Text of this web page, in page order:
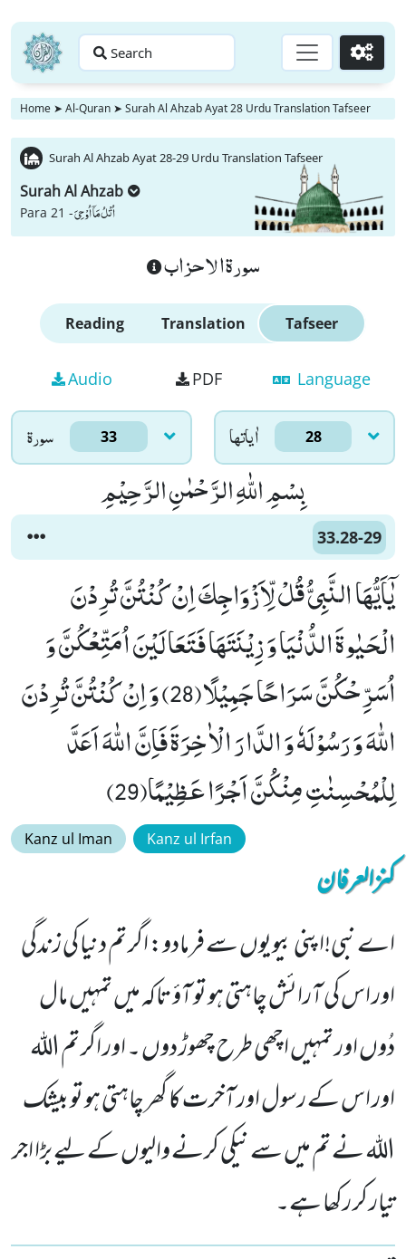
Search Go
Home ➤ Al-Quran ➤ Surah Al Ahzab Ayat 28 Urdu Translation Tafseer
Surah Al Ahzab Ayat 28-29 Urdu Translation Tafseer
Surah Al Ahzab
Para 21 -اُتْلُ مَاۤ اُوْحِیَ
سورة الاحزاب
Reading Translation Tafseer
Audio PDF Language
سورۃ 33 اٰياتها 28
بِسْمِ اللّٰهِ الرَّحْمٰنِ الرَّحِیْمِ
33.28-29
یٰۤاَیُّهَا النَّبِیُّ قُلْ لِّاَزْوَاجِكَ اِنْ كُنْتُنَّ تُرِدْنَ
الْحَیٰوةَ الدُّنْیَا وَ زِیْنَتَهَا فَتَعَالَیْنَ اُمَتِّعْكُنَّ وَ
اُسَرِّحْكُنَّ سَرَاحًا جَمِیْلًا(28) وَ اِنْ كُنْتُنَّ تُرِدْنَ
اللّٰهَ وَ رَسُوْلَهٗ وَ الدَّارَ الْاٰخِرَةَ فَاِنَّ اللّٰهَ اَعَدَّ
لِلْمُحْسِنٰتِ مِنْكُنَّ اَجْرًا عَظِیْمًا(29)
Kanz ul Iman Kanz ul Irfan
کنزالعرفان
اے نبی!اپنی بیویوں سے فرمادو: اگر تم دنیا کی زندگی
اور اس کی آرائش چاہتی ہو تو آؤ تاکہ میں تمہیں مال
دُوں اور تمہیں اچھی طرح چھوڑ دوں ۔ اور اگر تم الله
اور اس کے رسول اور آخرت کا گھر چاہتی ہو تو بیشک
الله نے تم میں سے نیکی کرنے والیوں کے لیے بڑا اجر
تیار کر رکھا ہے۔